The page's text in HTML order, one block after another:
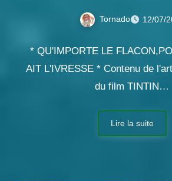
Tornado 12/07/
* QU'IMPORTE LE
AIT L'IVRESSE * Contenu de
du film TINTIN…
Lire la suite